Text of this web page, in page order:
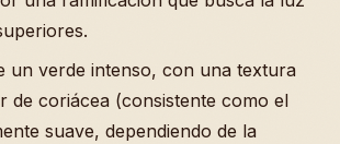
un verde intenso, con una textura
de coriácea (consistente como el
suave, dependiendo de la